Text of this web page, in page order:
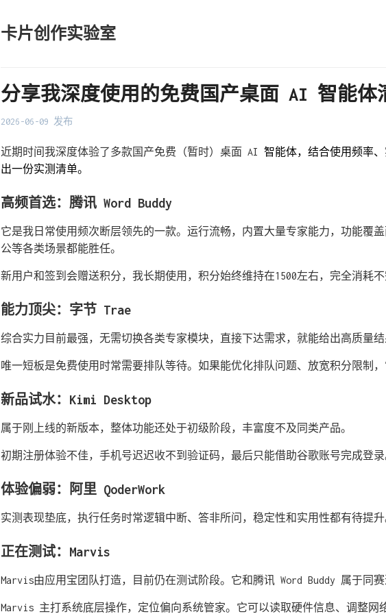
卡片创作实验室
分享我深度使用的免费国产桌面 AI 智能体
2026-06-09 发布
近期时间我深度体验了多款国产免费（暂时）桌面 AI 智能体，结合使用频率
出一份实测清单。
高频首选：腾讯 Word Buddy
它是我日常使用频次断层领先的一款。运行流畅，内置大量专家能力，功能覆
公等各类场景都能胜任。
新用户和签到会赠送积分，我长期使用，积分始终维持在1500左右，完全消耗不
能力顶尖：字节 Trae
综合实力目前最强，无需切换各类专家模块，直接下达需求，就能给出高质量结
唯一短板是免费使用时常需要排队等待。如果能优化排队问题、放宽积分限制，
新品试水：Kimi Desktop
属于刚上线的新版本，整体功能还处于初级阶段，丰富度不及同类产品。
初期注册体验不佳，手机号迟迟收不到验证码，最后只能借助谷歌账号完成登录
体验偏弱：阿里 QoderWork
实测表现垫底，执行任务时常逻辑中断、答非所问，稳定性和实用性都有待提升
正在测试：Marvis
Marvis由应用宝团队打造，目前仍在测试阶段。它和腾讯 Word Buddy 属于同赛
Marvis 主打系统底层操作，定位偏向系统管家。它可以读取硬件信息、调整网